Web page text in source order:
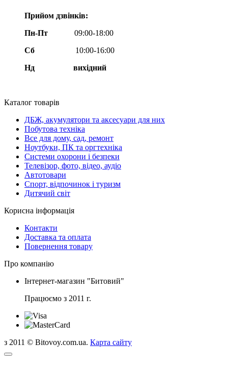
Прийом дзвінків:
Пн-Пт
09:00-18:00
Сб
10:00-16:00
Нд вихідний
Каталог товарів
ДБЖ, акумулятори та аксесуари для них
Побутова техніка
Все для дому, сад, ремонт
Ноутбуки, ПК та оргтехніка
Системи охорони і безпеки
Телевізор, фото, відео, аудіо
Автотовари
Спорт, відпочинок і туризм
Дитячий світ
Корисна інформація
Контакти
Доставка та оплата
Повернення товару
Про компанію
Інтернет-магазин "Битовий"
Працюємо з 2011 г.
з 2011 © Bitovoy.com.ua. Карта сайту